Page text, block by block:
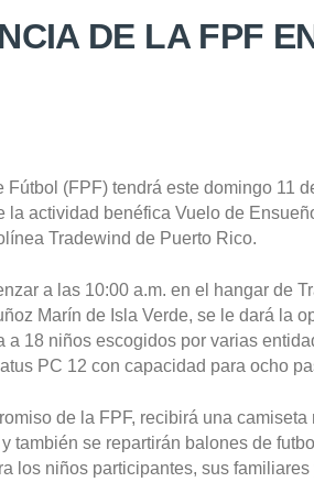
DE LA FPF
(FPF) tendrá este domingo 11
la actividad benéfica Vuelo de
Tradewind de Puerto Rico.
a las 10:00 a.m. en el hangar de
Marín de Isla Verde, se le dará la
a 18 niños escogidos por varias
PC 12 con capacidad para ocho
de la FPF, recibirá una camiseta
también se repartirán balones de
los niños participantes, sus familiares